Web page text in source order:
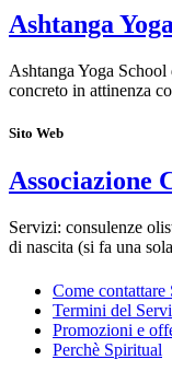
Ashtanga
Ashtanga Yoga
concreto in attinenza
Sito Web
Associazione
Servizi: consulenze
di nascita (si fa una
Come contattare
Termini del
Promozioni e
Perchè Spiritual